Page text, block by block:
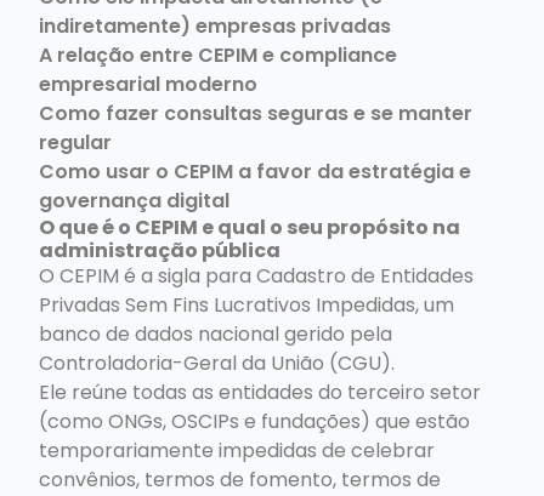
indiretamente) empresas privadas
A relação entre CEPIM e compliance
empresarial moderno
Como fazer consultas seguras e se manter
regular
Como usar o CEPIM a favor da estratégia e
governança digital
O que é o CEPIM e qual o seu propósito na
administração pública
O CEPIM é a sigla para Cadastro de Entidades
Privadas Sem Fins Lucrativos Impedidas, um
banco de dados nacional gerido pela
Controladoria-Geral da União (CGU).
Ele reúne todas as entidades do terceiro setor
(como ONGs, OSCIPs e fundações) que estão
temporariamente impedidas de celebrar
convênios, termos de fomento, termos de